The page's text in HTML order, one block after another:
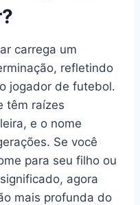
carrega um
refletindo
jogador de futebol.
têm raízes
e o nome
Se você
para seu filho ou
agora
mais profunda do